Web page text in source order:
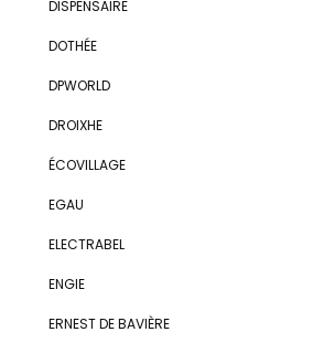
DISPENSAIRE
DOTHÉE
DPWORLD
DROIXHE
ÉCOVILLAGE
EGAU
ELECTRABEL
ENGIE
ERNEST DE BAVIÈRE